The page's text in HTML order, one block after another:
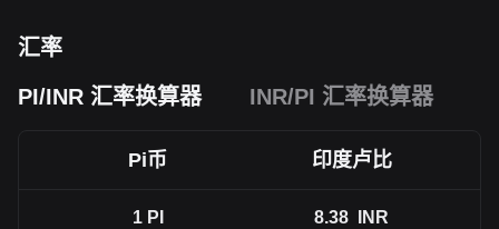
汇率
PI/INR 汇率换算器
INR/PI 汇率换算器
Pi币 印度卢比
1 PI 8.38 INR